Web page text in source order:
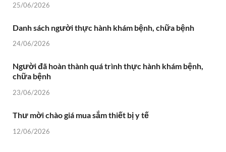
25/06/2026
Danh sách người thực hành khám bệnh, chữa bệnh
24/06/2026
Người đã hoàn thành quá trình thực hành khám bệnh,
chữa bệnh
23/06/2026
Thư mời chào giá mua sắm thiết bị y tế
12/06/2026